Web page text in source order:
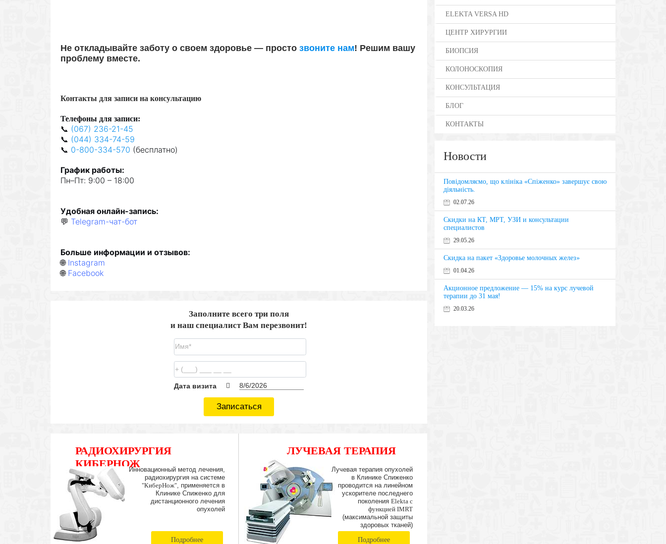
Не откладывайте заботу о своем здоровье — просто звоните нам! Решим вашу
проблему вместе.
Контакты для записи на консультацию
Телефоны для записи:
📞 (067) 236-21-45
📞 (044) 334-74-59
📞 0-800-334-570 (бесплатно)
График работы:
Пн–Пт: 9:00 – 18:00
Удобная онлайн-запись:
💬 Telegram-чат-бот
Больше информации и отзывов:
🌐 Instagram
🌐 Facebook
Заполните всего три поля
и наш специалист Вам перезвонит!
Дата визита
Записаться
РАДИОХИРУРГИЯ
КИБЕРНОЖИнновационный метод лечения,
радиохирургия на системе
"КиберНож" , применяется в
Клинике Спиженко для
дистанционного лечения
опухолей
Подробнее
ЛУЧЕВАЯ ТЕРАПИЯ
Лучевая терапия опухолей
в Клинике Спиженко
проводится на линейном
ускорителе последнего
поколения Elekta с
функцией IMRT
(максимальной защиты
здоровых тканей)
Подробнее
ELEKTA VERSA HD
ЦЕНТР ХИРУРГИИ
БИОПСИЯ
КОЛОНОСКОПИЯ
КОНСУЛЬТАЦИЯ
БЛОГ
КОНТАКТЫ
Новости
Повідомляємо, що клініка «Спіженко» завершує свою
діяльність.
02.07.26
Скидки на КТ, МРТ, УЗИ и консультации
специалистов
29.05.26
Скидка на пакет «Здоровье молочных желез»
01.04.26
Акционное предложение — 15% на курс лучевой
терапии до 31 мая!
20.03.26